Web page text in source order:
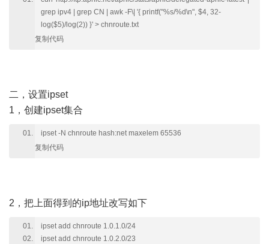
grep ipv4 | grep CN | awk -F\| '{ printf("%s/%d\n", $4, 32-
log($5)/log(2)) }' > chnroute.txt
复制代码
二，设置ipset
1，创建ipset集合
ipset -N chnroute hash:net maxelem 65536
复制代码
2，把上面得到的ip地址改写如下
ipset add chnroute 1.0.1.0/24
ipset add chnroute 1.0.2.0/23